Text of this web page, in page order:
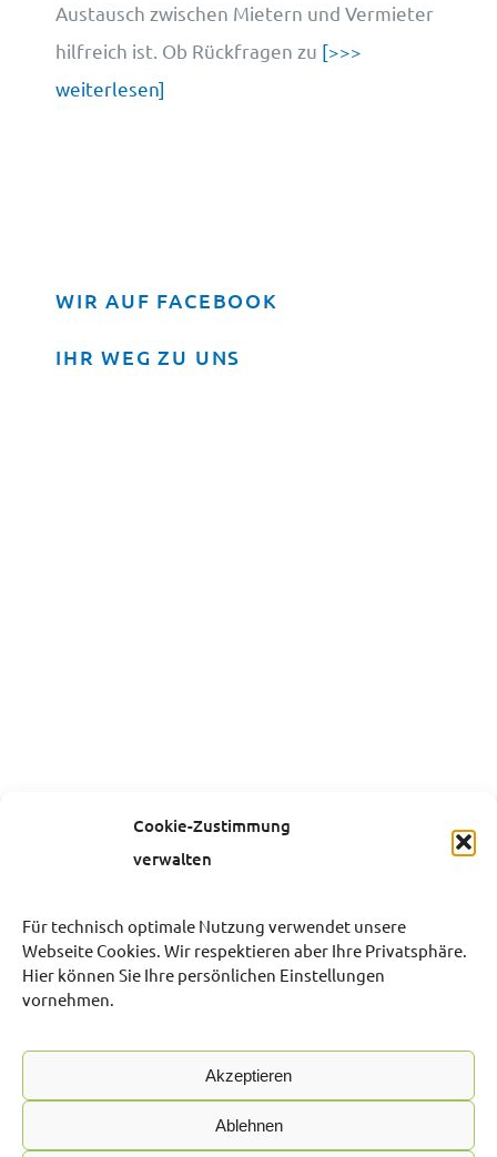
Cookie-Zustimmung
verwalten
Für technisch optimale Nutzung verwendet unsere
Webseite Cookies. Wir respektieren aber Ihre Privatsphäre.
Hier können Sie Ihre persönlichen Einstellungen
vornehmen.
Akzeptieren
Ablehnen
Austausch zwischen Mietern und Vermieter
hilfreich ist. Ob Rückfragen zu [>>>
weiterlesen]
WIR AUF FACEBOOK
IHR WEG ZU UNS